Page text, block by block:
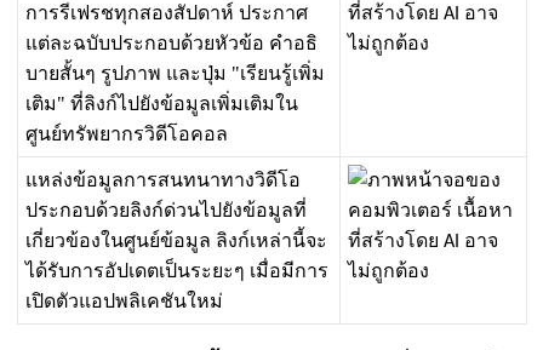
การรเฟรชทกสองสปดาห ประกาศ
แตละฉบบประกอบดวยหวขอ คอธ
บายสนๆ รปภาพ และปม "เรยนรเพม
เตม" ทลงกไปยงขอมลเพมเตมใน
ศนยทรพยากรวดโอคอล
แหลงขอมลการสนทนาทางวดโอ
ประกอบดวยลงกดวนไปยงขอมลท
เกยวของในศนยขอมล ลงกเหลานจะ
ไดรบการอปเดตเปนระยะๆ เมอมการ
เปดตวแอปพลเคชนใหม